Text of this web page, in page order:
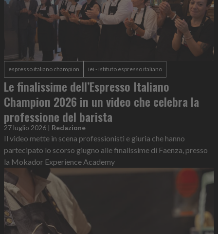
espresso italiano champion iei - istituto espresso italiano
Le finalissime dell’Espresso Italiano
Champion 2026 in un video che celebra la
professione del barista
27 luglio 2026 | Redazione
Il video mette in scena professionisti e giuria che hanno
partecipato lo scorso giugno alle finalissime di Faenza, presso
la Mokador Experience Academy